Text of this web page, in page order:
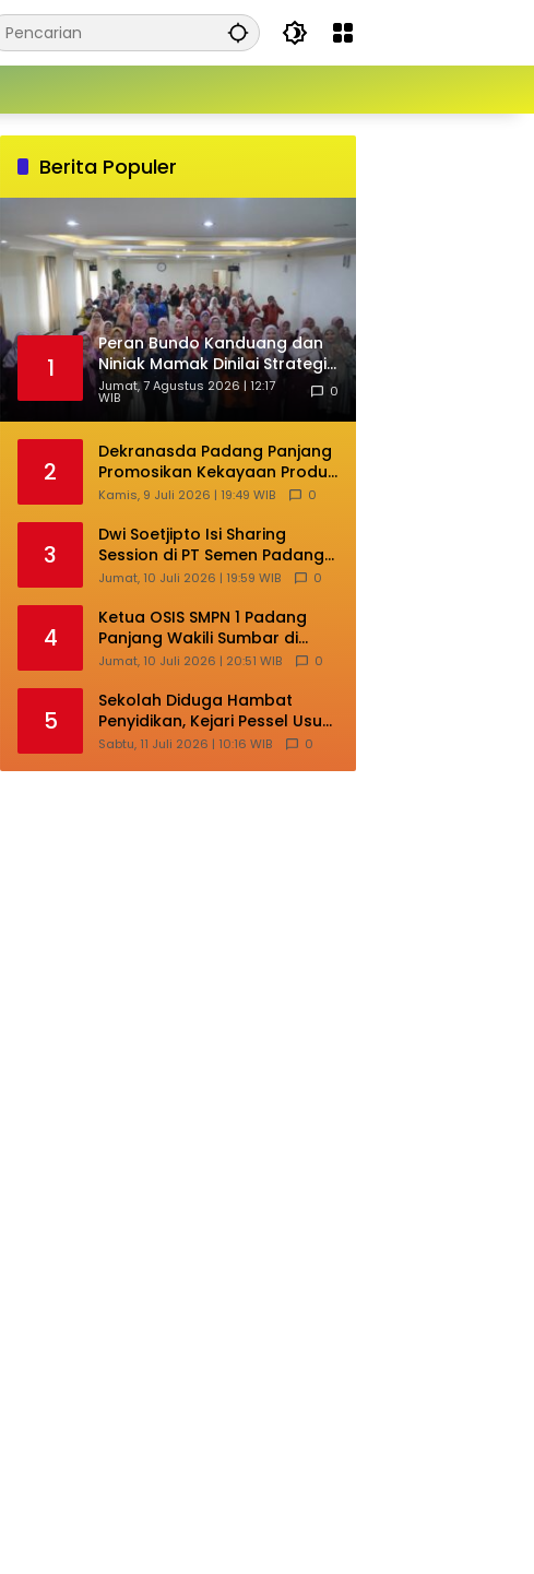
Berita Populer
1
Peran Bundo Kanduang dan
Niniak Mamak Dinilai Strategis
Cegah Perkawinan Usia Anak
Jumat, 7 Agustus 2026 | 12:17
WIB 0
2
Dekranasda Padang Panjang
Promosikan Kekayaan Produk
Lokal di Ajang Nasional
Kamis, 9 Juli 2026 | 19:49 WIB 0
3
Dwi Soetjipto Isi Sharing
Session di PT Semen Padang;
Perusahaan Dituntut Lakukan
Jumat, 10 Juli 2026 | 19:59 WIB 0
4
Ketua OSIS SMPN 1 Padang
Panjang Wakili Sumbar di
Ajang Nasional Bintang Sobat
Jumat, 10 Juli 2026 | 20:51 WIB 0
5
Sekolah Diduga Hambat
Penyidikan, Kejari Pessel Usut
Dugaan Pungli SMAN 3 Painan
Sabtu, 11 Juli 2026 | 10:16 WIB 0